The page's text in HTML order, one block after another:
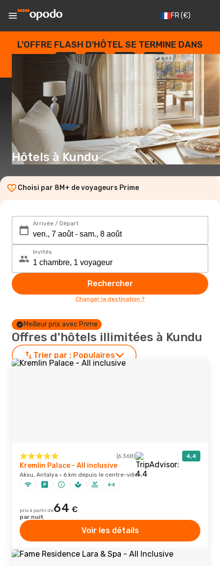
FR(€)
L'OFFRE FLASH D'HÔTEL SE TERMINE DANS
--
JOURS
: --
HEURES
: --
SECONDES
Hôtels à Kundu
Choisi par 8M+ de voyageurs Prime
Arrivée / Départ
Invités
Rechercher
Changer la destination ?
Meilleur prix avec Prime
Offres d'hôtels illimitées à Kundu
Trier par : Populaires
(6 368) 4,4
Kremlin Palace - All inclusive
Aksu, Antalya · 6 km depuis le centre-ville
prix à partir de64 €
par nuit
Voir les détails